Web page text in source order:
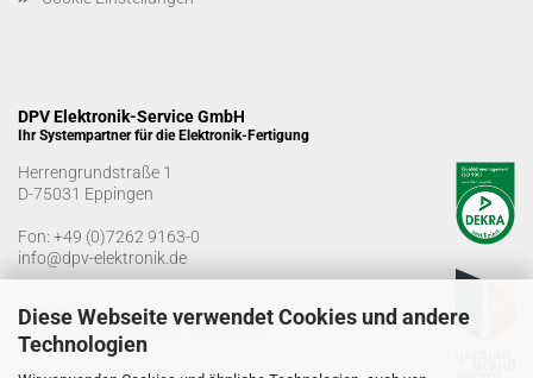
Diese Webseite verwendet Cookies und andere
Technologien
DPV Elektronik-Service GmbH
Ihr Systempartner für die Elektronik-Fertigung
Herrengrundstraße 1
D-75031 Eppingen
Fon: +49 (0)7262 9163-0
info@dpv-elektronik.de
Bürozeiten
Montag-Freitag: 08:00 - 16:00 Uhr